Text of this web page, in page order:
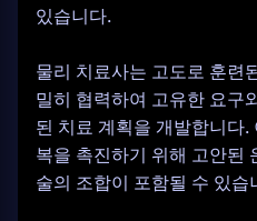
있습니다.
물리 치료사는 고도로 훈련
밀히 협력하여 고유한 요구
된 치료 계획을 개발합니다
복을 촉진하기 위해 고안된
술의 조합이 포함될 수 있습